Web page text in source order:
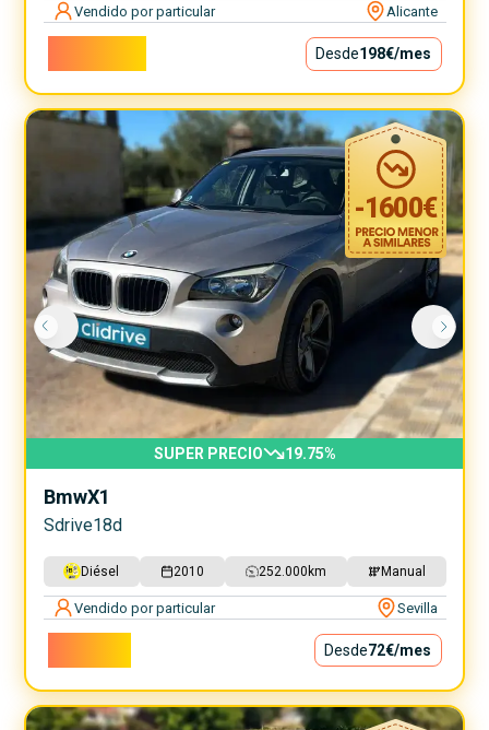
Vendido por particular Alicante
Desde198€/mes
-1600€
SUPER PRECIO 19.75%
BmwX1
Sdrive18d
Diésel 2010 252.000 km Manual
Vendido por particular Sevilla
Desde72€/mes